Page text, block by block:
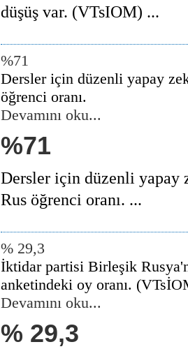
düşüş var. (VTsIOM) ...
%71
Dersler için düzenli yapay
öğrenci oranı.
Devamını oku...
%71
Dersler için düzenli yapay
Rus öğrenci oranı. ...
% 29,3
İktidar partisi Birleşik
anketindeki oy oranı.
Devamını oku...
% 29,3